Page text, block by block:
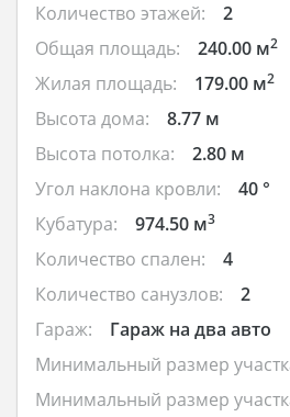
Количество этажей:
2
Общая площадь:
240.00 м2
Жилая площадь: 179.00 м2
Высота дома:
8.77 м
Высота потолка:
2.80 м
Угол наклона кровли:
40 °
Кубатура:
974.50 м3
Количество спален:
4
Количество санузлов:
2
Гараж:
Гараж на два авто
Минимальный размер
Минимальный размер